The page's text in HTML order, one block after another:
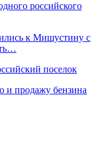
российского
к Мишустину с
поселок
и продажу бензина